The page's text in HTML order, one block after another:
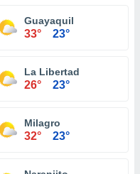
Guayaquil
33° 23°
La Libertad
26° 23°
Milagro
32° 23°